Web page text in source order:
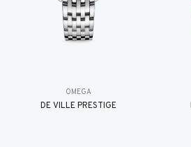
OMEGA
DE VILLE PRESTIGE